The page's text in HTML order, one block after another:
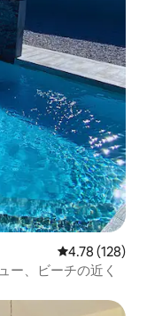
レビュー128
4.78 (128)
ー、ビーチの近く